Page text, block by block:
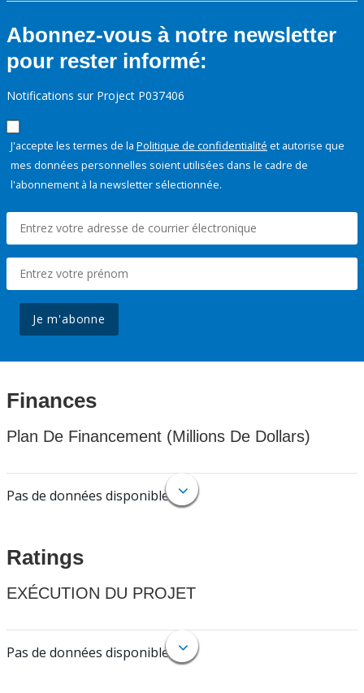
Abonnez-vous à notre newsletter
pour rester informé:
Notifications sur Project P037406
J'accepte les termes de la Politique de confidentialité et autorise que
mes données personnelles soient utilisées dans le cadre de
l'abonnement à la newsletter sélectionnée.
Je m'abonne
Finances
Plan De Financement (Millions De Dollars)
Pas de données disponibles.
Ratings
EXÉCUTION DU PROJET
Pas de données disponibles.